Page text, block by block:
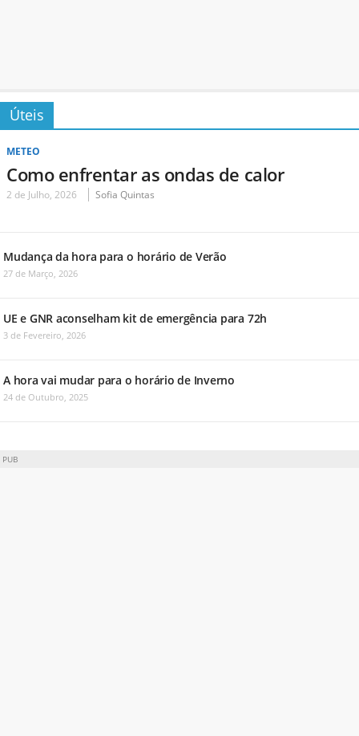
Úteis
METEO
Como enfrentar as ondas de calor
2 de Julho, 2026 Sofia Quintas
Mudança da hora para o horário de Verão
27 de Março, 2026
UE e GNR aconselham kit de emergência para 72h
3 de Fevereiro, 2026
A hora vai mudar para o horário de Inverno
24 de Outubro, 2025
PUB